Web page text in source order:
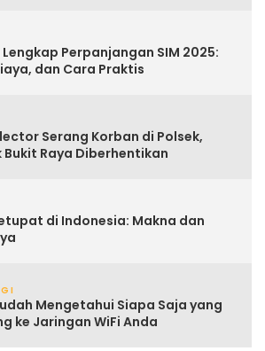
Perpanjangan SIM 2025:
dan Cara Praktis
Serang Korban di Polsek,
Bukit Raya Diberhentikan
di Indonesia: Makna dan
Mengetahui Siapa Saja yang
ke Jaringan WiFi Anda